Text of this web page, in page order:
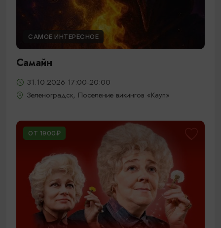
САМОЕ ИНТЕРЕСНОЕ
Самайн
31.10.2026 17:00-20:00
Зеленоградск, Поселение викингов «Кауп»
ОТ 1900₽